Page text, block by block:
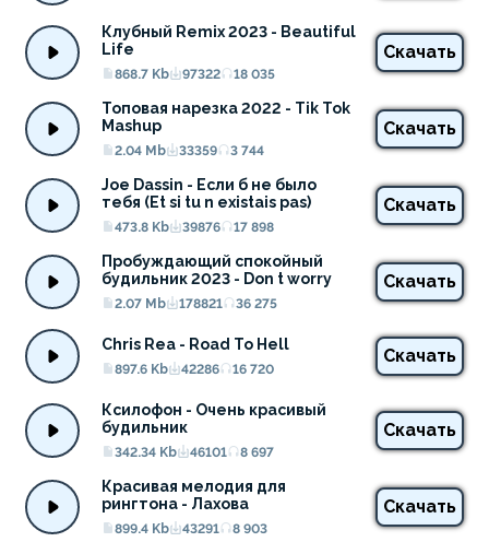
Клубный Remix 2023 - Beautiful
Life
868.7 Kb 97322 18 035
Скачать
Топовая нарезка 2022 - Tik Tok
Mashup
2.04 Mb 33359 3 744
Скачать
Joe Dassin - Если б не было
тебя (Et si tu n existais pas)
473.8 Kb 39876 17 898
Скачать
Пробуждающий спокойный
будильник 2023 - Don t worry
2.07 Mb 178821 36 275
Скачать
Chris Rea - Road To Hell
897.6 Kb 42286 16 720
Скачать
Ксилофон - Очень красивый
будильник
342.34 Kb 46101 8 697
Скачать
Красивая мелодия для
рингтона - Лахова
899.4 Kb 43291 8 903
Скачать